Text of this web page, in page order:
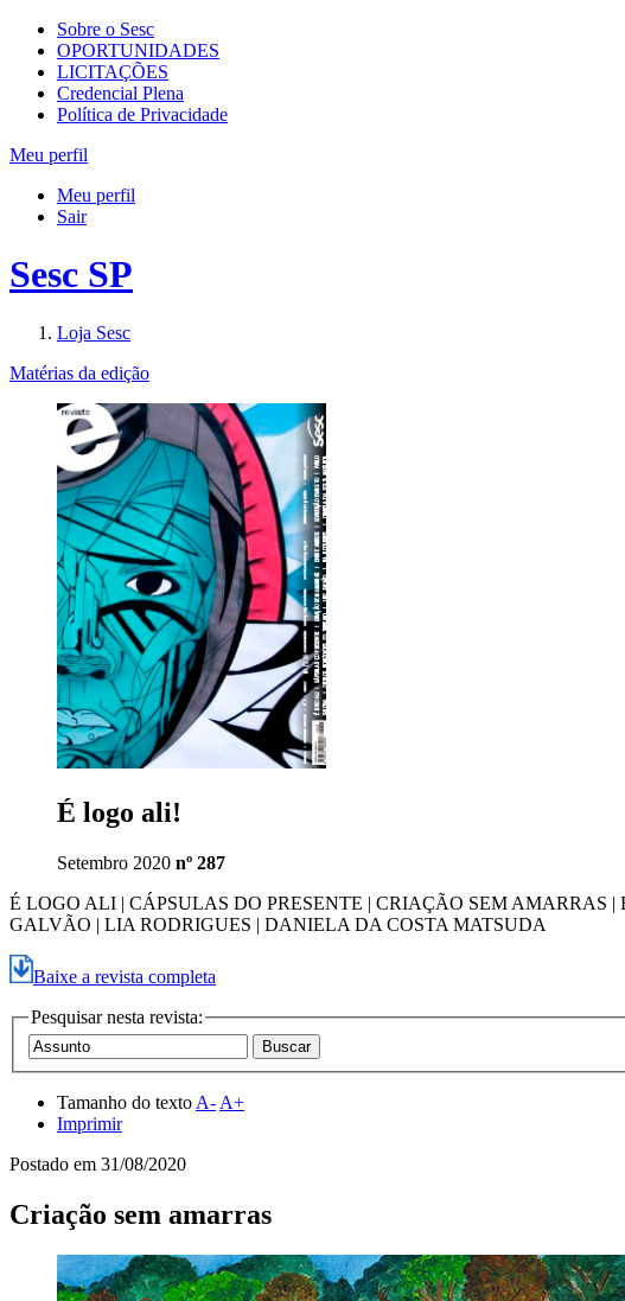
Sobre o Sesc
OPORTUNIDADES
LICITAÇÕES
Credencial Plena
Política de Privacidade
Meu perfil
Meu perfil
Sair
Sesc SP
Loja Sesc
Matérias da edição
É logo ali!
Setembro 2020 nº 287
É LOGO ALI | CÁPSULAS DO PRESENTE | CRIAÇÃO SEM AMARRAS
GALVÃO | LIA RODRIGUES | DANIELA DA COSTA MATSUDA
Baixe a revista completa
Pesquisar nesta revista:
Tamanho do texto A- A+
Imprimir
Postado em 31/08/2020
Criação sem amarras